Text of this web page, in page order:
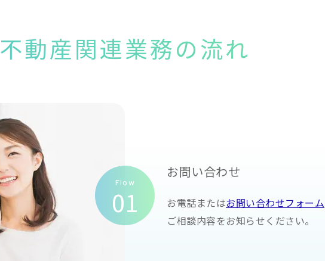
不動産関連業務の流れ
Flow
01
お問い合わせ
お電話またはお問い合わせフォーム
ご相談内容をお知らせください。